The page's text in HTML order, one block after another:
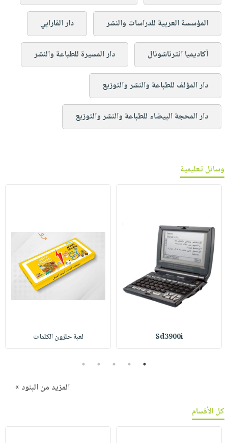
المؤسسة العربية للدراسات والنشر دار الفارابي
أكاديميا انترناشونال دار المسيرة للطباعة والنشر
دار المؤلف للطباعة والنشر والتوزيع
دار المحجة البيضاء للطباعة والنشر والتوزيع
وسائل تعليمية
Sd3900i لعبة حلزون الكلمات
1
2
3
4
5
المزيد من البنود »
كل الأقسام